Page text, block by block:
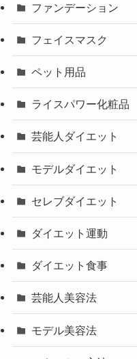
ファンデーション
フェイスマスク
ペット用品
ライスパワー化粧品
芸能人ダイエット
モデルダイエット
セレブダイエット
ダイエット運動
ダイエット食事
芸能人美容法
モデル美容法